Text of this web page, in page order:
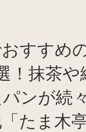
すすめ
！抹茶や
ンが続
たま木